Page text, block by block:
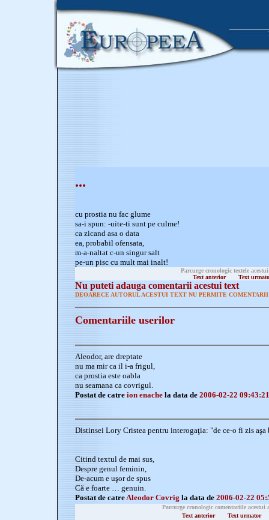
...
cu prostia nu fac glume
sa-i spun: -uite-ti sunt pe culme!
ca zicand asa o data
ea, probabil ofensata,
m-a-naltat c-un singur salt
pe-un pisc cu mult mai inalt!
Parcurge cronologic textele
Text anterior
Text
Nu puteti adauga comentarii acestui text
DEOARECE AUTORUL ACESTUI TEXT NU PERMITE
Comentariile userilor
Aleodor, are dreptate
nu ma mir ca il i-a frigul,
ca prostia este oabla
nu seamana ca covrigul.
Postat de catre ion enache la data de 2006-02-22 09:43:21
Distinsei Lory Cristea pentru interogaţia: "de ce-o fi zis aşa
Citind textul de mai sus,
Despre genul feminin,
De-acum e uşor de spus
Că e foarte … genuin.
Postat de catreAleodor Covrig la data de 2006-02-22
Parcurge cronologic comentariile acestui
Text anterior
Text urmator